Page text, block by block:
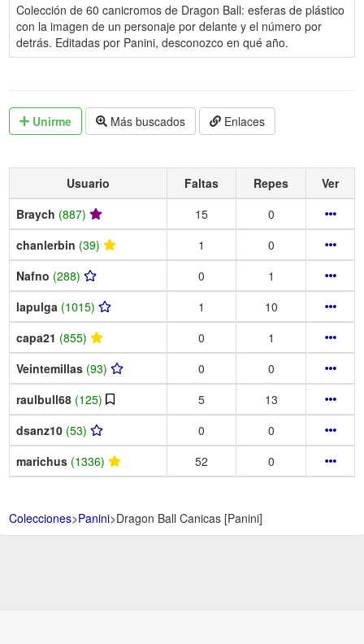
Colección de 60 canicromos de Dragon Ball: esferas de plástico
con la imagen de un personaje por delante y el número por
detrás. Editadas por Panini, desconozco en qué año.
Unirme Más buscados Enlaces
Usuario Faltas Repes
Ver
Braych (887) 15
0
chanlerbin (39) 1
0
Nafno (288) 0
1
lapulga (1015) 1
10
capa21 (855) 0
1
Veintemillas (93) 0
0
raulbull68 (125) 5
13
dsanz10 (53) 0
0
marichus (1336) 52 0
Colecciones>Panini>Dragon Ball Canicas [Panini]